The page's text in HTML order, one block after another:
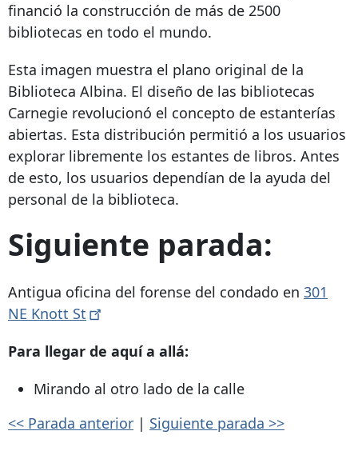
financió la construcción de más de 2500
bibliotecas en todo el mundo.
Esta imagen muestra el plano original de la
Biblioteca Albina. El diseño de las bibliotecas
Carnegie revolucionó el concepto de estanterías
abiertas. Esta distribución permitió a los usuarios
explorar libremente los estantes de libros. Antes
de esto, los usuarios dependían de la ayuda del
personal de la biblioteca.
Siguiente parada:
Antigua oficina del forense del condado en 301
NE Knott St
Para llegar de aquí a allá:
Mirando al otro lado de la calle
<< Parada anterior | Siguiente parada >>